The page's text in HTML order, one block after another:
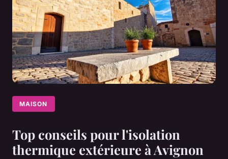
MAISON
Top conseils pour l'isolation
thermique extérieure à Avignon